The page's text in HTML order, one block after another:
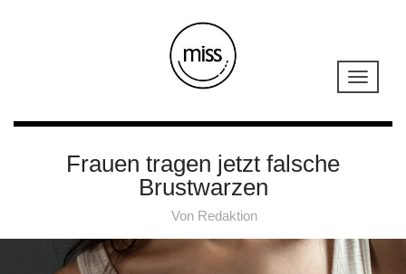
Frauen tragen jetzt falsche
Brustwarzen
Von Redaktion